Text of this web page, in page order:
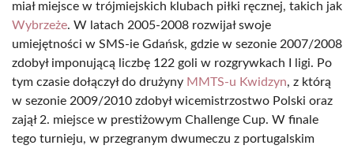
miał miejsce w trójmiejskich klubach piłki ręcznej, takich jak
Wybrzeże. W latach 2005-2008 rozwijał swoje
umiejętności w SMS-ie Gdańsk, gdzie w sezonie 2007/2008
zdobył imponującą liczbę 122 goli w rozgrywkach I ligi. Po
tym czasie dołączył do drużyny MMTS-u Kwidzyn, z którą
w sezonie 2009/2010 zdobył wicemistrzostwo Polski oraz
zajął 2. miejsce w prestiżowym Challenge Cup. W finale
tego turnieju, w przegranym dwumeczu z portugalskim